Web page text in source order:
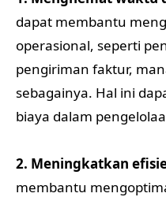
dapat membantu
operasional, seperti
pengiriman faktur,
sebagainya. Hal ini
biaya dalam
2. Meningkatkan
membantu